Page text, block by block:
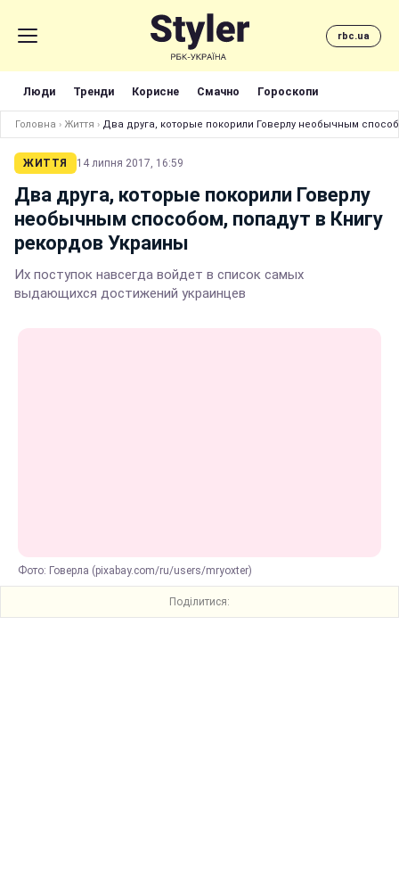
rbc.ua
Люди Тренди Корисне Смачно Гороскопи
Головна › Життя › Два друга, которые покорили Говерлу необычным
ЖИТТЯ 14 липня 2017, 16:59
Два друга, которые покорили Говерлу
необычным способом, попадут в Книгу
рекордов Украины
Их поступок навсегда войдет в список самых
выдающихся достижений украинцев
Фото: Говерла (pixabay.com/ru/users/mryoxter)
Поділитися: